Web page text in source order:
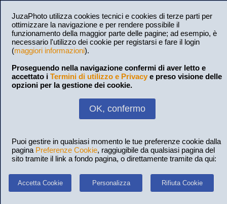
JuzaPhoto utilizza cookies tecnici e cookies di terze parti per
ottimizzare la navigazione e per rendere possibile il
funzionamento della maggior parte delle pagine; ad esempio, è
necessario l'utilizzo dei cookie per registarsi e fare il login
(maggiori informazioni).
Proseguendo nella navigazione confermi di aver letto e
accettato i Termini di utilizzo e Privacy e preso visione delle
opzioni per la gestione dei cookie.
OK, confermo
Puoi gestire in qualsiasi momento le tue preferenze cookie dalla
pagina Preferenze Cookie, raggiugibile da qualsiasi pagina del
sito tramite il link a fondo pagina, o direttamente tramite da qui:
Accetta Cookie Personalizza Rifiuta Cookie